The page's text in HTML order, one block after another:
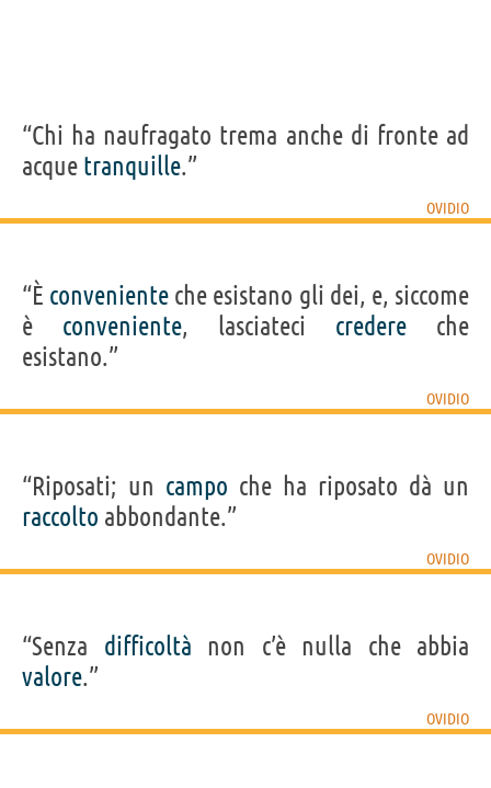
“Chi ha naufragato trema anche di fronte ad
acque tranquille.”
OVIDIO
“È conveniente che esistano gli dei, e, siccome
è conveniente, lasciateci credere che
esistano.”
OVIDIO
“Riposati; un campo che ha riposato dà un
raccolto abbondante.”
OVIDIO
“Senza difficoltà non c’è nulla che abbia
valore.”
OVIDIO